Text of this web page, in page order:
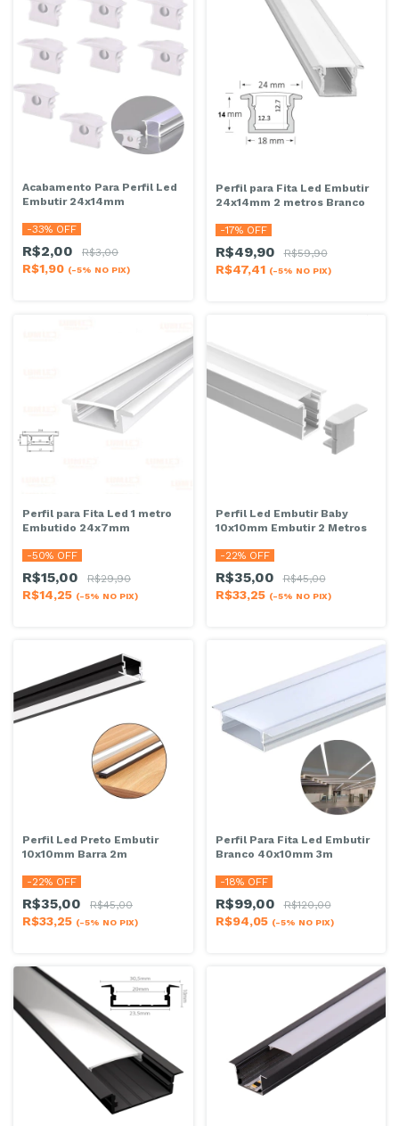
Acabamento Para Perfil Led
Embutir 24x14mm
-33% OFF
R$2,00 R$3,00
R$1,90 (-5% NO PIX)
Perfil para Fita Led Embutir
24x14mm 2 metros Branco
-17% OFF
R$49,90 R$59,90
R$47,41 (-5% NO PIX)
Perfil para Fita Led 1 metro
Embutido 24x7mm
-50% OFF
R$15,00 R$29,90
R$14,25 (-5% NO PIX)
Perfil Led Embutir Baby
10x10mm Embutir 2 Metros
-22% OFF
R$35,00 R$45,00
R$33,25 (-5% NO PIX)
Perfil Led Preto Embutir
10x10mm Barra 2m
-22% OFF
R$35,00 R$45,00
R$33,25 (-5% NO PIX)
Perfil Para Fita Led Embutir
Branco 40x10mm 3m
-18% OFF
R$99,00 R$120,00
R$94,05 (-5% NO PIX)